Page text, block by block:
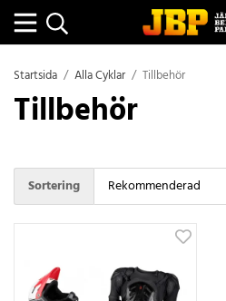
Startsida / Alla Cyklar / Tillbehör
Tillbehör
Sortering